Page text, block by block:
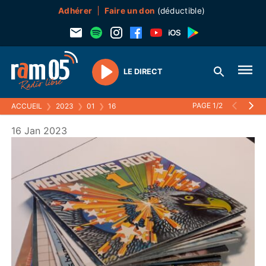
Adhérer Faire un don (déductible)
Play
LE DIRECT
ACCUEIL ❯ 2023 ❯ 01 ❯ 16 PAGE 1/2
16 Jan 2023